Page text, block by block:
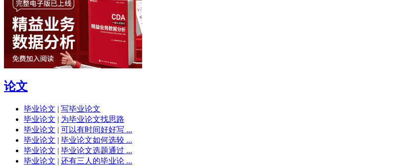
论文
毕业论文 | 写毕业论文
毕业论文 | 为毕业论文找思路
毕业论文 | 可以有时间好好写 ...
毕业论文 | 毕业论文如何选较 ...
毕业论文 | 毕业论文选题通过 ...
毕业论文 | 还有三人的毕业论 ...